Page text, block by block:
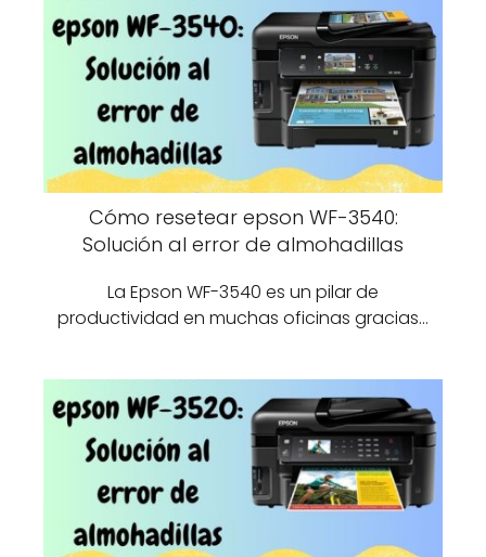
Cómo resetear epson WF-3540:
Solución al error de almohadillas
La Epson WF-3540 es un pilar de
productividad en muchas oficinas gracias…